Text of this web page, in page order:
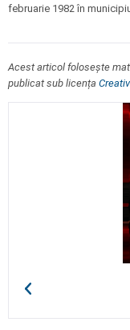
februarie 1982 în
Acest articol folosește
publicat sub licența